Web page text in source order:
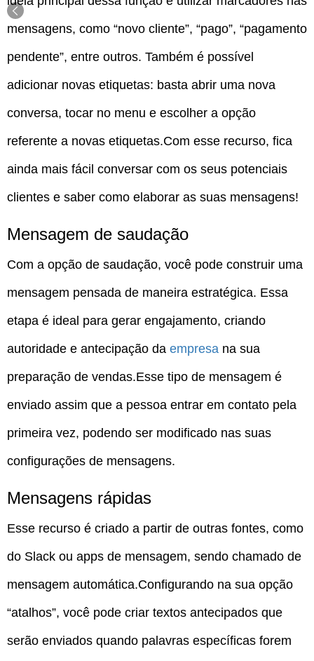
mensagens, como “novo cliente”, “pago”, “pagamento
pendente”, entre outros. Também é possível
adicionar novas etiquetas: basta abrir uma nova
conversa, tocar no menu e escolher a opção
referente a novas etiquetas.Com esse recurso, fica
ainda mais fácil conversar com os seus potenciais
clientes e saber como elaborar as suas mensagens!
Mensagem de saudação
Com a opção de saudação, você pode construir uma
mensagem pensada de maneira estratégica. Essa
etapa é ideal para gerar engajamento, criando
autoridade e antecipação da empresa na sua
preparação de vendas.Esse tipo de mensagem é
enviado assim que a pessoa entrar em contato pela
primeira vez, podendo ser modificado nas suas
configurações de mensagens.
Mensagens rápidas
Esse recurso é criado a partir de outras fontes, como
do Slack ou apps de mensagem, sendo chamado de
mensagem automática.Configurando na sua opção
“atalhos”, você pode criar textos antecipados que
serão enviados quando palavras específicas forem